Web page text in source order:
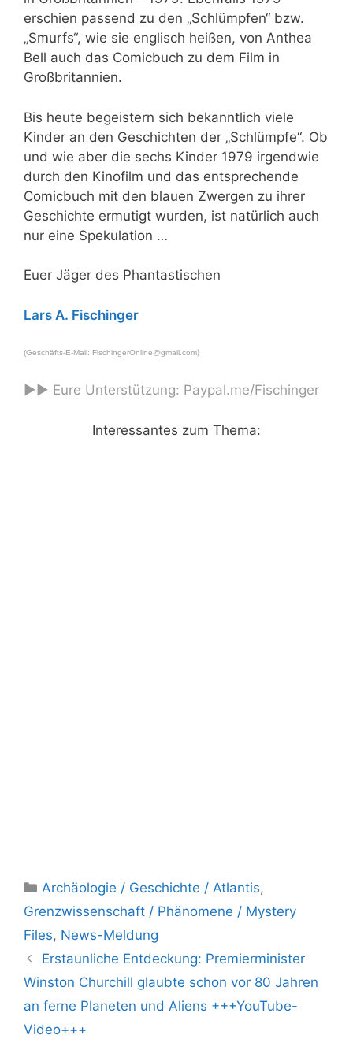
erschien passend zu den „Schlümpfen“ bzw.
„Smurfs“, wie sie englisch heißen, von Anthea
Bell auch das Comicbuch zu dem Film in
Großbritannien.
Bis heute begeistern sich bekanntlich viele
Kinder an den Geschichten der „Schlümpfe“. Ob
und wie aber die sechs Kinder 1979 irgendwie
durch den Kinofilm und das entsprechende
Comicbuch mit den blauen Zwergen zu ihrer
Geschichte ermutigt wurden, ist natürlich auch
nur eine Spekulation …
Euer Jäger des Phantastischen
Lars A. Fischinger
(Geschäfts-E-Mail: FischingerOnline@gmail.com)
►► Eure Unterstützung: Paypal.me/Fischinger
Interessantes zum Thema:
Kategorien
Archäologie / Geschichte / Atlantis,
Grenzwissenschaft / Phänomene / Mystery
Files, News-Meldung
Erstaunliche Entdeckung: Premierminister
Winston Churchill glaubte schon vor 80 Jahren
an ferne Planeten und Aliens +++YouTube-
Video+++